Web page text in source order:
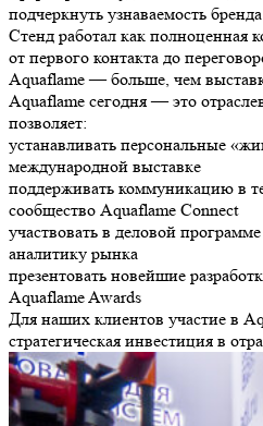
подчеркнуть узнаваемость
Стенд работал как полноценная
от первого контакта до
Aquaflame — больше, чем
Aquaflame сегодня — это
позволяет:
устанавливать персональные
международной выставке
поддерживать коммуникацию в
сообщество Aquaflame Connect
участвовать в деловой
аналитику рынка
презентовать новейшие
Aquaflame Awards
Для наших клиентов участие в
стратегическая инвестиция в